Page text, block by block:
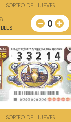
SORTEO DEL JUEVES
0
SORTEO DEL JUEVES